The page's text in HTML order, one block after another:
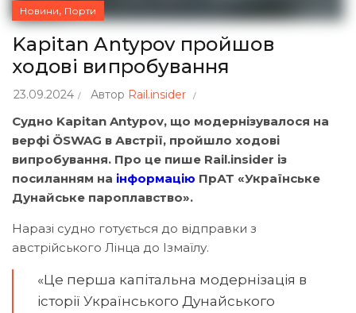
Новини, Порти
Kapitan Antypov пройшов
ходові випробування
23.09.2024 Автор Rail.insider
Судно Kapitan Antypov, що модернізувалося на
верфі ÖSWAG в Австрії, пройшло ходові
випробування. Про це пише Rail.insider із
посиланням на інформацію ПрАТ «Українське
Дунайське пароплавство».
Наразі судно готується до відправки з
австрійського Лінца до Ізмаїлу.
«Це перша капітальна модернізація в
історії Українського Дунайського